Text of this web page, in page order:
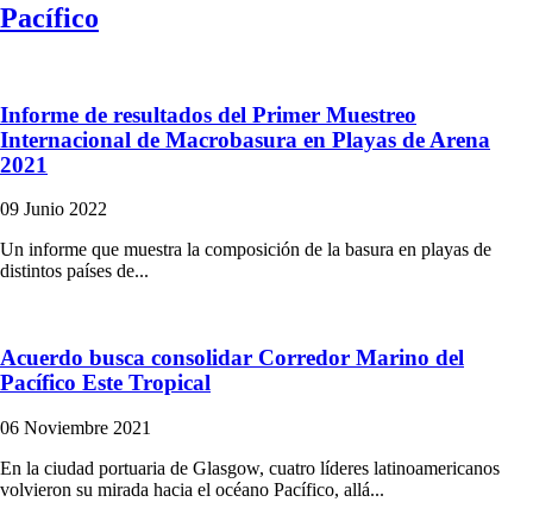
Pacífico
Informe de resultados del Primer Muestreo
Internacional de Macrobasura en Playas de Arena
2021
09 Junio 2022
Un informe que muestra la composición de la basura en playas de
distintos países de...
Acuerdo busca consolidar Corredor Marino del
Pacífico Este Tropical
06 Noviembre 2021
En la ciudad portuaria de Glasgow, cuatro líderes latinoamericanos
volvieron su mirada hacia el océano Pacífico, allá...